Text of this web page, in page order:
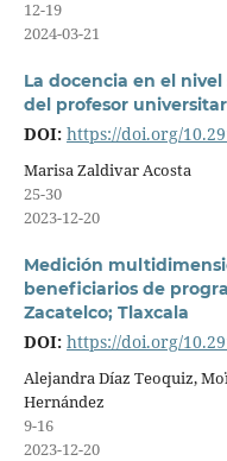
12-19
2024-03-21
La docencia en el
del profesor
DOI: https://doi.org/
Marisa Zaldivar Acosta
25-30
2023-12-20
Medición
beneficiarios de
Zacatelco; Tlaxcala
DOI: https://doi.org/
Alejandra Díaz Teoquiz,
Hernández
9-16
2023-12-20